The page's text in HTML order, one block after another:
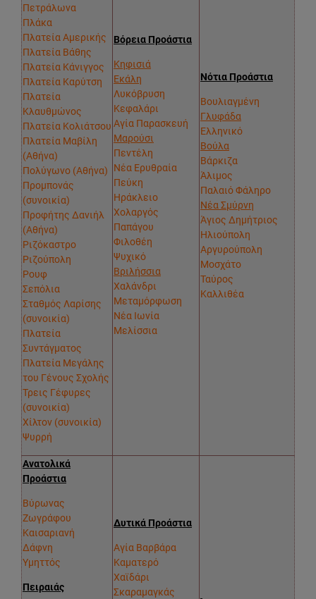
Πετράλωνα
Πλάκα
Πλατεία Αμερικής
Πλατεία Βάθης
Πλατεία Κάνιγγος
Πλατεία Καρύτση
Πλατεία
Κλαυθμώνος
Πλατεία Κολιάτσου
Πλατεία Μαβίλη
(Αθήνα)
Πολύγωνο (Αθήνα)
Προμπονάς
(συνοικία)
Προφήτης Δανιήλ
(Αθήνα)
Ριζόκαστρο
Ριζούπολη
Ρουφ
Σεπόλια
Σταθμός Λαρίσης
(συνοικία)
Πλατεία
Συντάγματος
Πλατεία Μεγάλης
του Γένους Σχολής
Τρεις Γέφυρες
(συνοικία)
Χίλτον (συνοικία)
Ψυρρή
Βόρεια Προάστια
Κηφισιά
Εκάλη
Λυκόβρυση
Κεφαλάρι
Αγία Παρασκευή
Μαρούσι
Πεντέλη
Νέα Ερυθραία
Πεύκη
Ηράκλειο
Χολαργός
Παπάγου
Φιλοθέη
Ψυχικό
Βριλήσσια
Χαλάνδρι
Μεταμόρφωση
Νέα Ιωνία
Μελίσσια
Νότια Προάστια
Βουλιαγμένη
Γλυφάδα
Ελληνικό
Βούλα
Βάρκιζα
Άλιμος
Παλαιό Φάληρο
Νέα Σμύρνη
Άγιος Δημήτριος
Ηλιούπολη
Αργυρούπολη
Μοσχάτο
Ταύρος
Καλλιθέα
Ανατολικά
Προάστια
Βύρωνας
Ζωγράφου
Καισαριανή
Δάφνη
Υμηττός
Πειραιάς
Δυτικά Προάστια
Αγία Βαρβάρα
Καματερό
Χαϊδάρι
Σκαραμαγκάς